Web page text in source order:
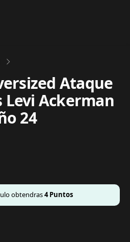
Ataque
Levi Ackerman
24
obtendras4Puntos